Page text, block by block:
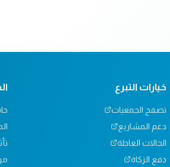
خيارات التبرع
تصفح الجمعيات
دعم المشاريع
الحالات العاجلة
دفع الزكاة